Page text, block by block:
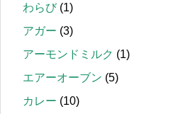
わらび(1)
アガー (3)
アーモンドミルク (1)
エアーオーブン (5)
カレー (10)